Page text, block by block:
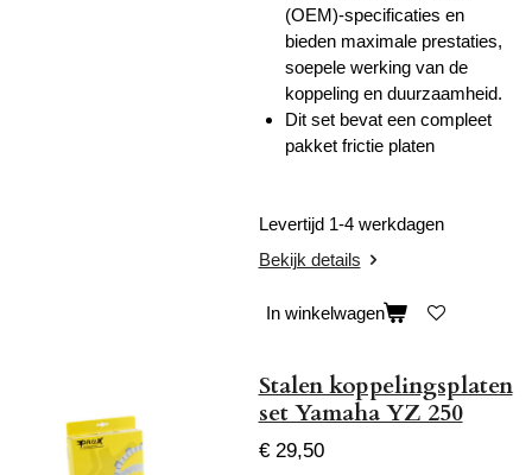
(OEM)-specificaties en
bieden maximale prestaties,
soepele werking van de
koppeling en duurzaamheid.
Dit set bevat een compleet
pakket frictie platen
Levertijd 1-4 werkdagen
Bekijk details
In winkelwagen
Stalen koppelingsplaten
set Yamaha YZ 250
€ 29,50